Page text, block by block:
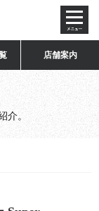
店舗案内
介。